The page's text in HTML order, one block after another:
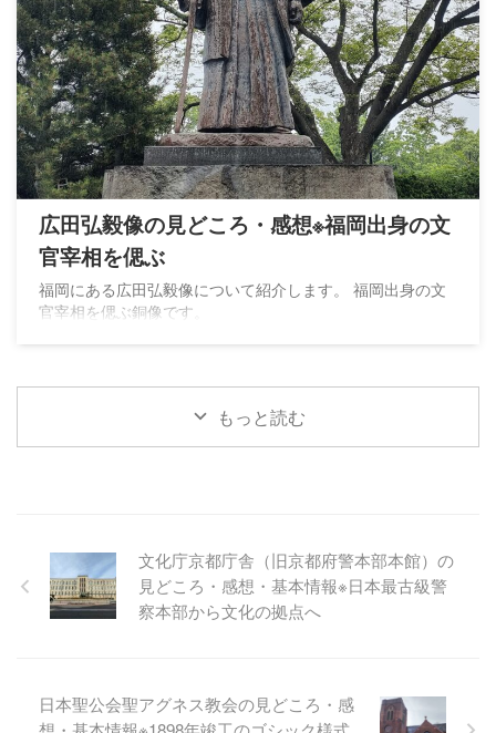
広田弘毅像の見どころ・感想※福岡出身の文
官宰相を偲ぶ
福岡にある広田弘毅像について紹介します。 福岡出身の文
官宰相を偲ぶ銅像です。
もっと読む
文化庁京都庁舎（旧京都府警本部本館）の
見どころ・感想・基本情報※日本最古級警
察本部から文化の拠点へ
日本聖公会聖アグネス教会の見どころ・感